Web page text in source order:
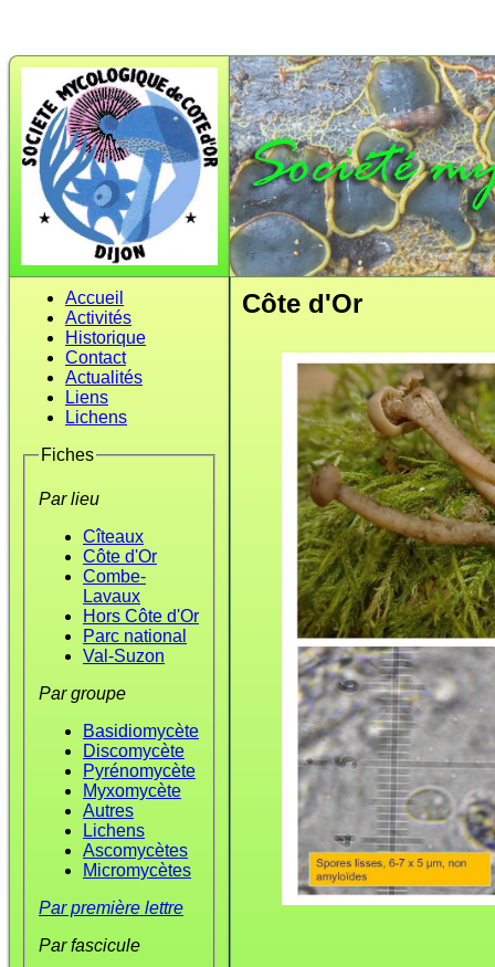
Accueil
Activités
Historique
Contact
Actualités
Liens
Lichens
Fiches
Par lieu
Cîteaux
Côte d'Or
Combe-
Lavaux
Hors Côte d'Or
Parc national
Val-Suzon
Par groupe
Basidiomycète
Discomycète
Pyrénomycète
Myxomycète
Autres
Lichens
Ascomycètes
Micromycètes
Par première lettre
Par fascicule
Côte d'Or